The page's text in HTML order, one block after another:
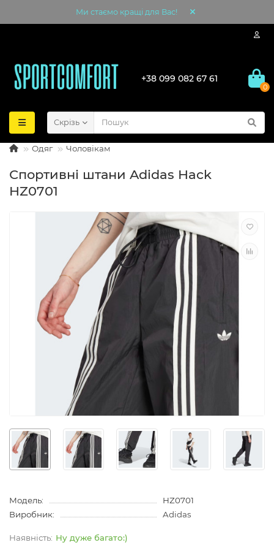
Ми стаємо кращі для Вас!
+38 099 082 67 61
0
Скрізь
Одяг Чоловікам
Спортивні штани Adidas Hack
HZ0701
Модель:
HZ0701
Виробник:
Adidas
Ну дуже багато:)